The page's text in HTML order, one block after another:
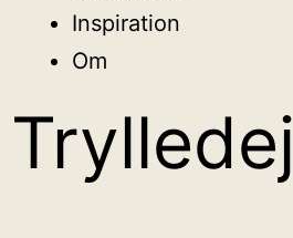
Inspiration
Om
Trylledej